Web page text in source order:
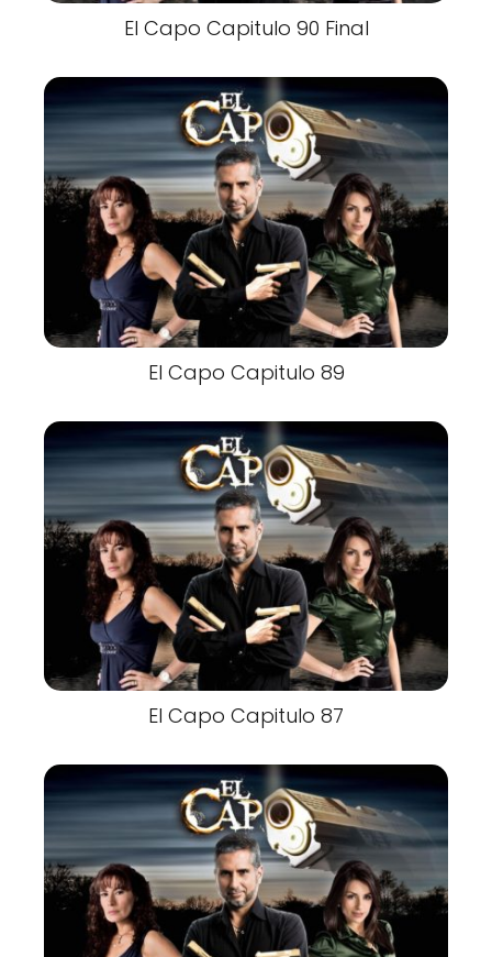
El Capo Capitulo 90 Final
El Capo Capitulo 89
El Capo Capitulo 87